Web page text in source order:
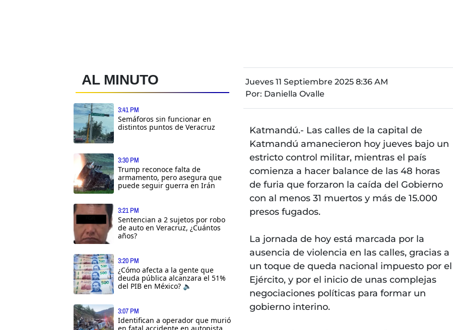
AL MINUTO
3:41 PM
Semáforos sin funcionar en
distintos puntos de Veracruz
3:30 PM
Trump reconoce falta de
armamento, pero asegura que
puede seguir guerra en Irán
3:21 PM
Sentencian a 2 sujetos por robo
de auto en Veracruz, ¿Cuántos
años?
3:20 PM
¿Cómo afecta a la gente que
deuda pública alcanzara el 51%
del PIB en México? 🔈
3:07 PM
Identifican a operador que murió
Jueves 11 Septiembre 2025 8:36 AM
Por: Daniella Ovalle
Katmandú.- Las calles de la capital de
Katmandú amanecieron hoy jueves bajo un
estricto control militar, mientras el país
comienza a hacer balance de las 48 horas
de furia que forzaron la caída del Gobierno
con al menos 31 muertos y más de 15.000
presos fugados.
La jornada de hoy está marcada por la
ausencia de violencia en las calles, gracias a
un toque de queda nacional impuesto por el
Ejército, y por el inicio de unas complejas
negociaciones políticas para formar un
gobierno interino.